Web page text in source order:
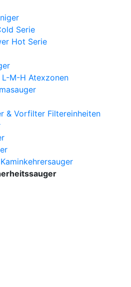
Serie
Hot Serie
L-M-H Atexzonen
& Vorfilter Filtereinheiten